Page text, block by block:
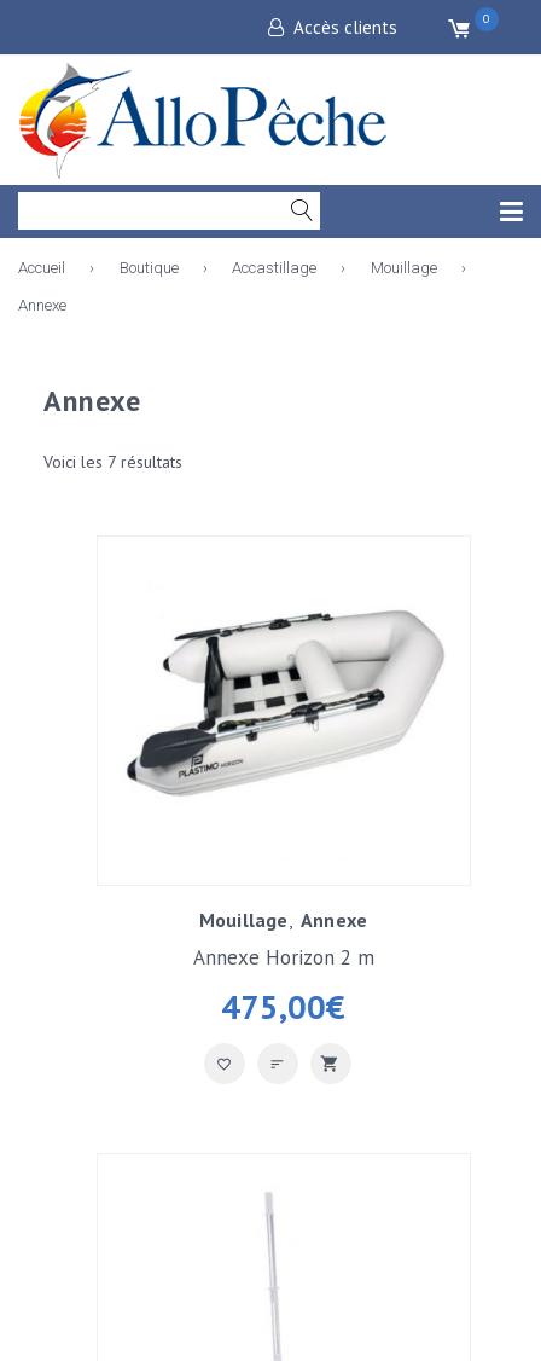
Accès clients 0
Accueil › Boutique › Accastillage › Mouillage ›
Annexe
Annexe
Voici les 7 résultats
Mouillage Annexe
475,00€
Annexe Horizon 2 m